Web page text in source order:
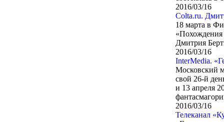
2016/03/16
Colta.ru.
18 марта в
«Похождения
Дмитрия
2016/03/16
InterMedia.
Московский
свой 26-й
и 13 апреля
2016/03/16
Телеканал